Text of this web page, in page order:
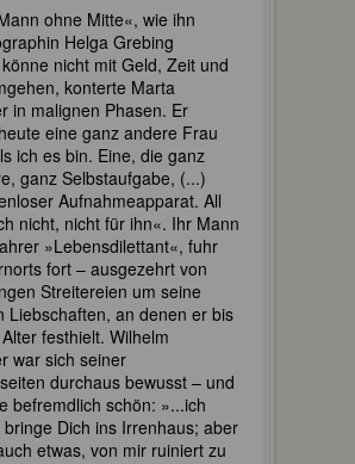
ohne Mitte«, wie ihn
Helga Grebing
nicht mit Geld, Zeit und
konterte Marta
in malignen Phasen. Er
eine ganz andere Frau
ich es bin. Eine, die ganz
ganz Selbstaufgabe, (...)
Aufnahmeapparat. All
nicht, nicht für ihn«. Ihr Mann
»Lebensdilettant«, fuhr
fort – ausgezehrt von
Streitereien um seine
Liebschaften, an denen er bis
festhielt. Wilhelm
war sich seiner
durchaus bewusst – und
befremdlich schön: »...ich
Dich ins Irrenhaus; aber
etwas, von mir ruiniert zu